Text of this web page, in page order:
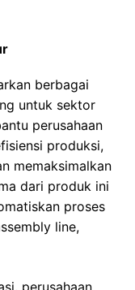
berbagai
untuk sektor
perusahaan
produksi,
memaksimalkan
dari produk ini
proses
line,